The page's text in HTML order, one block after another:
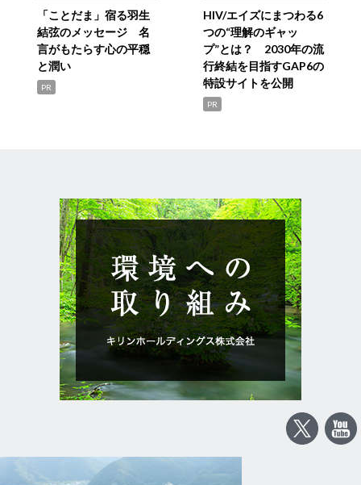
「ことだま」宿る羽生
結弦のメッセージ 名
言がもたらす心の平穏
と潤い
PR
HIV/エイズにまつわる6
つの“理解のギャッ
プ”とは？ 2030年の流
行終結を目指すGAP6の
特設サイトを公開
PR